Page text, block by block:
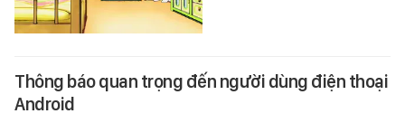
Thông báo quan trọng đến người dùng điện thoại
Android